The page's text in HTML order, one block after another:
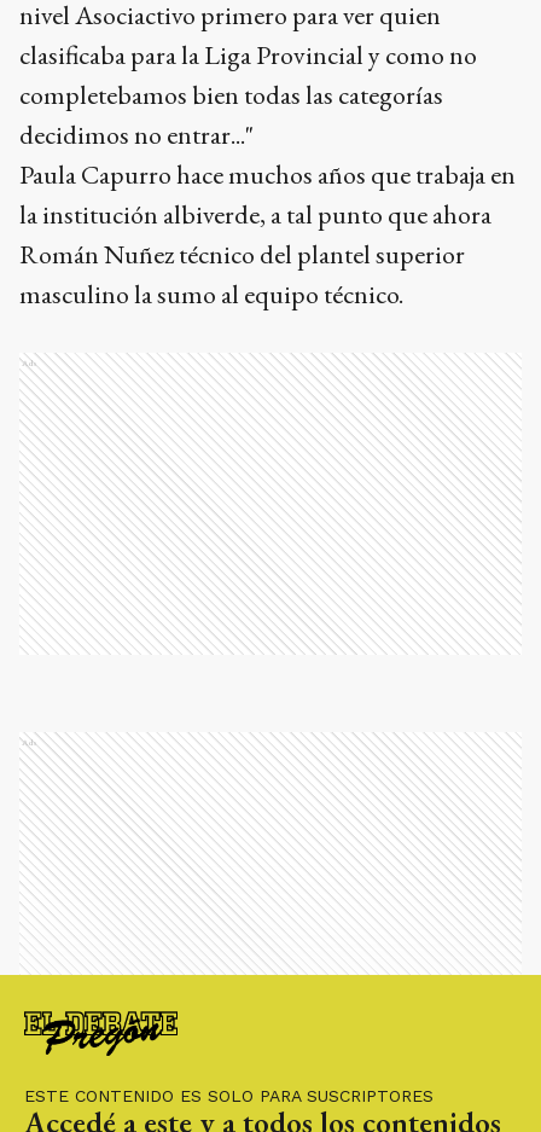
ESTE CONTENIDO ES SOLO PARA SUSCRIPTORES
Accedé a este y a todos los contenidos
nivel Asociactivo primero para ver quien
clasificaba para la Liga Provincial y como no
completebamos bien todas las categorías
decidimos no entrar..."
Paula Capurro hace muchos años que trabaja en
la institución albiverde, a tal punto que ahora
Román Nuñez técnico del plantel superior
masculino la sumo al equipo técnico.
Ads
Ads